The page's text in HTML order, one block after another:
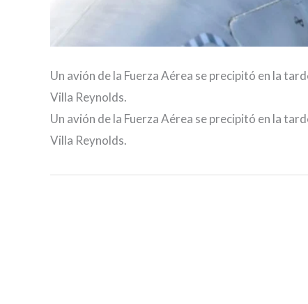
Un avión de la Fuerza Aérea se precipitó en la
Villa Reynolds.
Un avión de la Fuerza Aérea se precipitó en la
Villa Reynolds.